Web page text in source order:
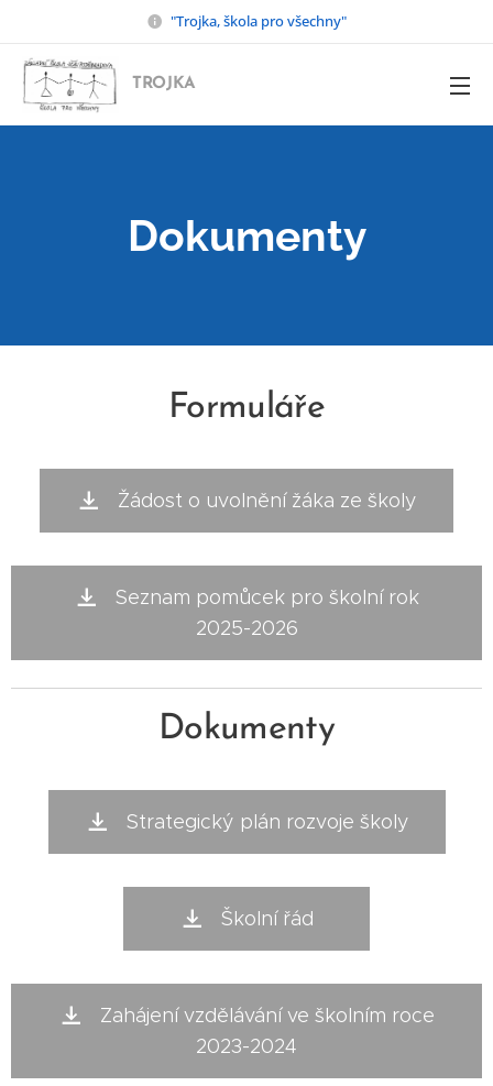
"Trojka, škola pro všechny"
TROJKA
Dokumenty
Formuláře
Žádost o uvolnění žáka ze školy
Seznam pomůcek pro školní rok
2025-2026
Dokumenty
Strategický plán rozvoje školy
Školní řád
Zahájení vzdělávání ve školním roce
2023-2024